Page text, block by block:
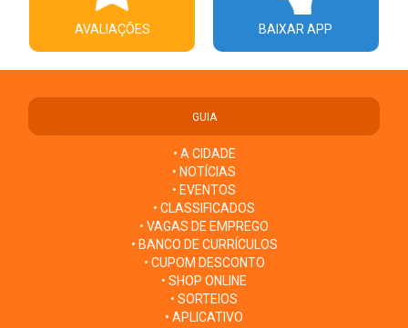
AVALIAÇÕES BAIXAR APP
GUIA
• A CIDADE
• NOTÍCIAS
• EVENTOS
• CLASSIFICADOS
• VAGAS DE EMPREGO
• BANCO DE CURRÍCULOS
• CUPOM DESCONTO
• SHOP ONLINE
• SORTEIOS
• APLICATIVO